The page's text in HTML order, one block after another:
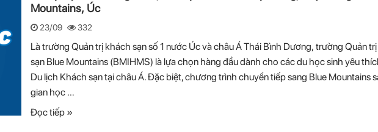
Mountains, Úc
23/09 332
Là trường Quản trị khách sạn số 1 nước Úc và châu Á Thái Bình Dương, trường Quản
sạn Blue Mountains (BMIHMS) là lựa chọn hàng đầu dành cho các du học sinh yêu
Du lịch Khách sạn tại châu Á. Đặc biệt, chương trình chuyển tiếp sang Blue Mountains
gian học …
Đọc tiếp »